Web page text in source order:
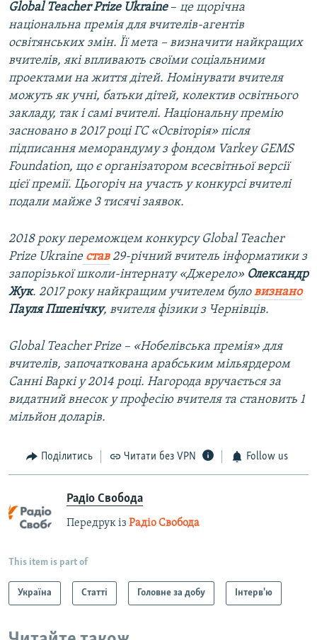
Global Teacher Prize Ukraine– це щорічна
національна премія для вчителів-агентів
освітянських змін. Її мета – визначити найкращих
вчителів, які впливають своїми соціальними
проектами на життя дітей. Номінувати вчителя
можуть як учні, батьки дітей, колектив освітнього
закладу, так і самі вчителі. Національну премію
засновано в 2017 році ГС «Освіторія» після
підписання меморандуму з фондом Varkey GEMS
Foundation, що є організатором всесвітньої версії
цієї премії. Цьогоріч на участь у конкурсі вчителі
подали майже 3 тисячі заявок.
2018 року переможцем конкурсу Global Teacher
Prize Ukraineстав29-річний вчитель інформатики з
запорізької школи-інтернату «Джерело» Олександр
Жук. 2017 року найкращим учителем буловизнано
Пауля Пшенічку, вчителя фізики з Чернівців.
Global Teacher Prize – «Нобелівська премія» для
вчителів, започаткована арабським мільярдером
Санні Варкі у 2014 році. Нагорода вручається за
видатний внесок у професію вчителя та становить 1
мільйон доларів.
Поділитись Читати без VPN Follow us
Радіо Свобода
Передрук із Радіо Свобода
This item is part of
Україна Статті Головне за добу Інтерв'ю